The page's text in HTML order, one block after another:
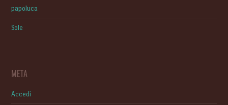
papoluca
Sole
META
Accedi